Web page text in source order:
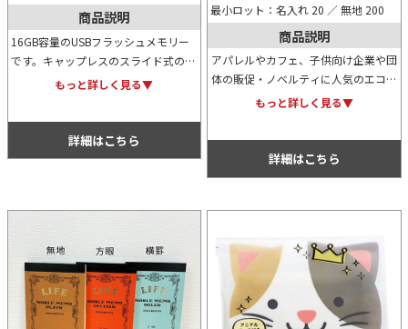
商品説明
16GB容量のUSBフラッシュメモリー
です。キャップレスのスライド式のた
め、キャップを無くす心配もなく、コ
もっと詳しく見る▼
詳細はこちら
最小ロット：名入れ 20 ／ 無地 200
商品説明
アパレルやカフェ、子供向け企業や団
体の販促・ノベルティに人気のエコな
ライトキャンバスミニトート。キャン
ています。ミニトートの中でも比較的
もっと詳しく見る▼
詳細はこちら